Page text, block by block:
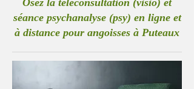
Osez la téléconsultation (visio) et
séance psychanalyse (psy) en ligne et
à distance pour angoisses à Puteaux